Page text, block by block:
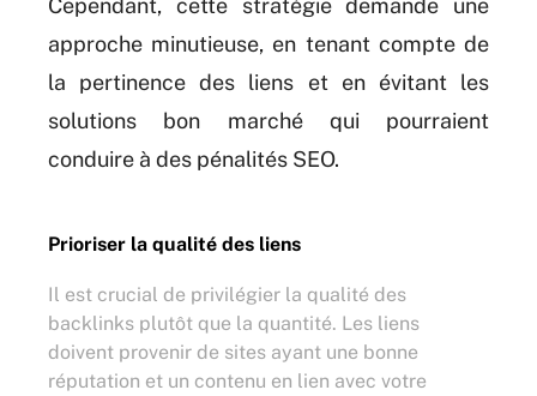
Cependant, cette stratégie demande une
approche minutieuse, en tenant compte de
la pertinence des liens et en évitant les
solutions bon marché qui pourraient
conduire à des pénalités SEO.
Prioriser la qualité des liens
Il est crucial de privilégier la qualité des
backlinks plutôt que la quantité. Les liens
doivent provenir de sites ayant une bonne
réputation et un contenu en lien avec votre